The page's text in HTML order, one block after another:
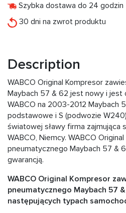
Szybka dostawa do 24 godzin
30 dni na zwrot produktu
Description
WABCO Original Kompresor
Maybach 57 & 62 jest nowy i jest
WABCO na 2003-2012 Maybach
podstawowe i S (podwozie
światowej sławy firma zajmująca
WABCO, Niemcy. WABCO
pneumatycznego Maybach 57 &
gwarancją.
WABCO Original Kompresor
pneumatycznego Maybach 57
następujących typach